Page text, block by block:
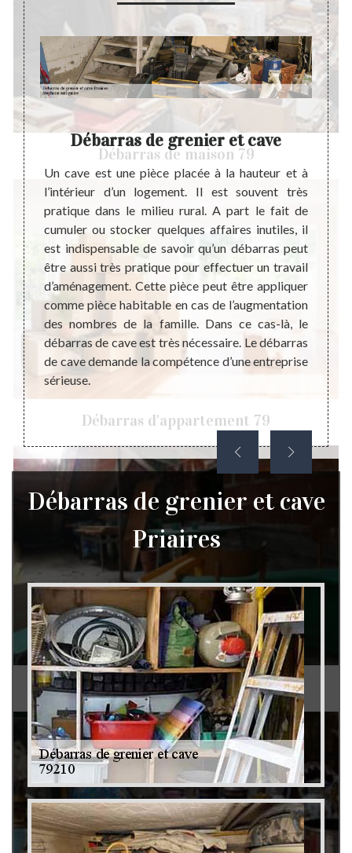
Débarras de maison 79
Débarras d'appartement 79
Débarras de grenier et cave 79
et
est
de
à la
vous
plus
de
Débarras de grenier et cave
Un cave est une pièce placée à la hauteur et à
l’intérieur d’un logement. Il est souvent très
pratique dans le milieu rural. A part le fait de
cumuler ou stocker quelques affaires inutiles, il
est indispensable de savoir qu’un débarras peut
être aussi très pratique pour effectuer un travail
d’aménagement. Cette pièce peut être appliquer
comme pièce habitable en cas de l’augmentation
des nombres de la famille. Dans ce cas-là, le
débarras de cave est très nécessaire. Le débarras
de cave demande la compétence d’une entreprise
sérieuse.
Pour
est
Débarras de grenier et cave
Priaires